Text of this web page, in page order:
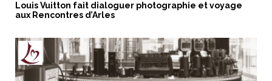
Louis Vuitton fait dialoguer photographie et voyage
aux Rencontres d’Arles